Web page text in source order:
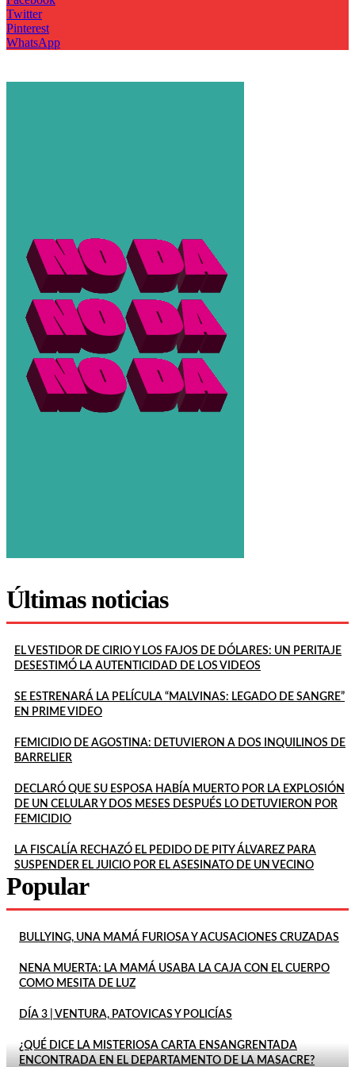
Twitter
Pinterest
WhatsApp
Últimas noticias
EL VESTIDOR DE CIRIO Y LOS FAJOS DE DÓLARES: UN PERITAJE
DESESTIMÓ LA AUTENTICIDAD DE LOS VIDEOS
SE ESTRENARÁ LA PELÍCULA “MALVINAS: LEGADO DE SANGRE”
EN PRIME VIDEO
FEMICIDIO DE AGOSTINA: DETUVIERON A DOS INQUILINOS DE
BARRELIER
DECLARÓ QUE SU ESPOSA HABÍA MUERTO POR LA EXPLOSIÓN
DE UN CELULAR Y DOS MESES DESPUÉS LO DETUVIERON POR
FEMICIDIO
LA FISCALÍA RECHAZÓ EL PEDIDO DE PITY ÁLVAREZ PARA
SUSPENDER EL JUICIO POR EL ASESINATO DE UN VECINO
Popular
BULLYING, UNA MAMÁ FURIOSA Y ACUSACIONES CRUZADAS
NENA MUERTA: LA MAMÁ USABA LA CAJA CON EL CUERPO
COMO MESITA DE LUZ
DÍA 3 | VENTURA, PATOVICAS Y POLICÍAS
¿QUÉ DICE LA MISTERIOSA CARTA ENSANGRENTADA
ENCONTRADA EN EL DEPARTAMENTO DE LA MASACRE?